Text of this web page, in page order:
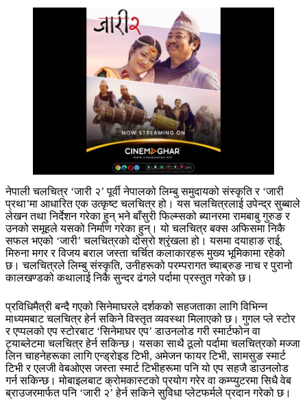
नेपाली चलचित्र ‘जारी २’ पूर्वी नेपालको लिम्बु समुदायको संस्कृति र ‘जारी
प्रथा’मा आधारित एक उत्कृष्ट चलचित्र हो। यस चलचित्रलाई उपेन्द्र सुब्बाले
लेखन तथा निर्देशन गरेका हुन् भने बाँसुरी फिल्म्सको ब्यानरमा रामबाबु गुरुङ र
उनको समूहले यसको निर्माण गरेका हुन्। यो चलचित्र बक्स अफिसमा निकै
सफल भएको ‘जारी’ चलचित्रको दोस्रो श्रृंखला हो। यसमा दयाहाङ राई,
मिरुना मगर र विजय बराल जस्ता चर्चित कलाकारहरू मुख्य भूमिकामा रहेको
छ। चलचित्रले लिम्बु संस्कृति, उनीहरूको परम्परागत च्याब्रुङ नाच र पुरानो
कालखण्डको कथालाई निकै सुन्दर ढंगले पर्दामा प्रस्तुत गरेको छ।
प्रविधिमैत्री बन्दै गएको सिनेमाघरले दर्शकको सहजताका लागि विभिन्न
माध्यमबाट चलचित्र हेर्न सकिने विस्तृत व्यवस्था मिलाएको छ। गुगल प्ले स्टोर
र एप्पलको एप स्टोरबाट ‘सिनेमाघर एप’ डाउनलोड गरी स्मार्टफोन वा
ट्याब्लेटमा चलचित्र हेर्न सकिन्छ। यसका साथै ठूलो पर्दामा चलचित्रको मज्जा
लिन चाहनेहरूका लागि एन्ड्रोइड टिभी, अमेजन फायर टिभी, सामसुङ स्मार्ट
टिभी र एलजी वेबओएस जस्ता स्मार्ट टिभीहरूमा पनि यो एप सहजै डाउनलोड
गर्न सकिन्छ। मोबाइलबाट क्रोमकास्टको प्रयोग गरेर वा कम्प्युटरमा सिधै वेब
ब्राउजरमार्फत पनि ‘जारी २’ हेर्न सकिने सुविधा प्लेटफर्मले प्रदान गरेको छ।